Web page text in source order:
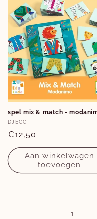
spel mix & match -
Verkoper:
DJECO
Normale
prijs
€12,50
Aan winkelwagen
toevoegen
1